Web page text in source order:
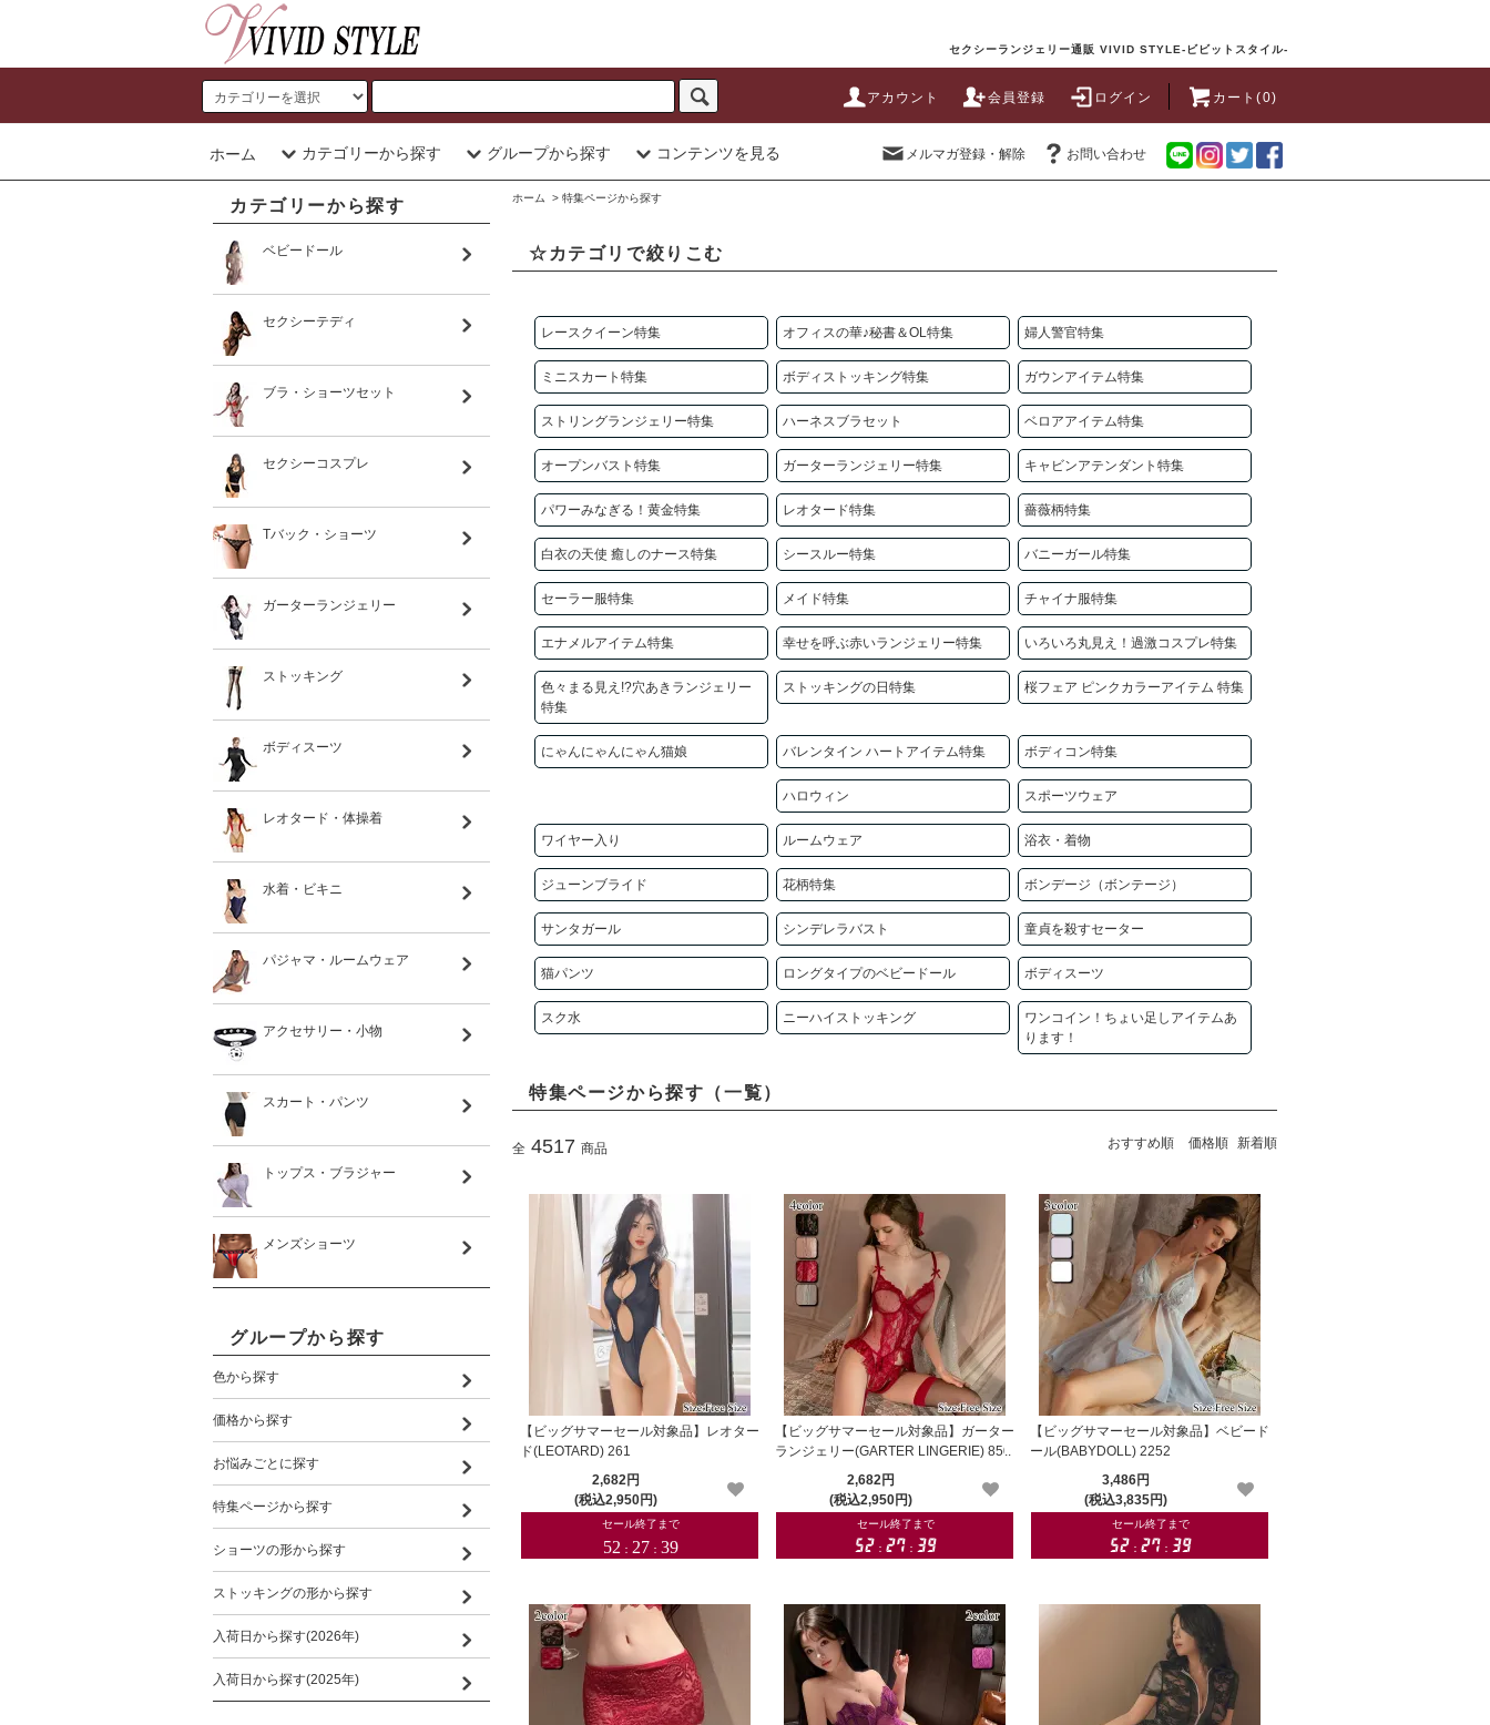
セクシーランジェリー通販 VIVID STYLE-ビビットスタイル-
アカウント 会員登録 ログイン カート(0)
ホーム カテゴリーから探す グループから探す コンテンツを見る メルマガ登録・解除 お問い合わせ
ホーム > 特集ページから探す
☆カテゴリで絞りこむ
レースクイーン特集 オフィスの華♪秘書＆OL特集 婦人警官特集
ミニスカート特集 ボディストッキング特集 ガウンアイテム特集
ストリングランジェリー特集 ハーネスブラセット ベロアアイテム特集
オープンバスト特集 ガーターランジェリー特集 キャビンアテンダント特集
パワーみなぎる！黄金特集 レオタード特集 薔薇柄特集
白衣の天使 癒しのナース特集 シースルー特集 バニーガール特集
セーラー服特集 メイド特集 チャイナ服特集
エナメルアイテム特集 幸せを呼ぶ赤いランジェリー特集 いろいろ丸見え！過激コスプレ特集
色々まる見え!?穴あきランジェリー
特集
ストッキングの日特集 桜フェア ピンクカラーアイテム 特集
にゃんにゃんにゃん猫娘 バレンタイン ハートアイテム特集 ボディコン特集
ハロウィン スポーツウェア
ワイヤー入り ルームウェア 浴衣・着物
ジューンブライド 花柄特集 ボンデージ（ボンテージ）
サンタガール シンデレラバスト 童貞を殺すセーター
猫パンツ ロングタイプのベビードール ボディスーツ
スク水 ニーハイストッキング
ワンコイン！ちょい足しアイテムあ
ります！
特集ページから探す（一覧）
全 4517 商品 おすすめ順 価格順 新着順
【ビッグサマーセール対象品】レオター
ド(LEOTARD) 261
2,682円
(税込2,950円)
【ビッグサマーセール対象品】ガーター
ランジェリー(GARTER LINGERIE) 850
2,682円
(税込2,950円)
【ビッグサマーセール対象品】ベビード
ール(BABYDOLL) 2252
3,486円
(税込3,835円)
カテゴリーから探す
ベビードール
セクシーテディ
ブラ・ショーツセット
セクシーコスプレ
Tバック・ショーツ
ガーターランジェリー
ストッキング
ボディスーツ
レオタード・体操着
水着・ビキニ
パジャマ・ルームウェア
アクセサリー・小物
スカート・パンツ
トップス・ブラジャー
メンズショーツ
グループから探す
色から探す
価格から探す
お悩みごとに探す
特集ページから探す
ショーツの形から探す
ストッキングの形から探す
入荷日から探す(2026年)
入荷日から探す(2025年)